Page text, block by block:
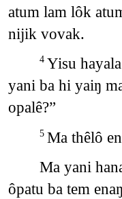
atum lam lôk
nijik vovak.
4 Yisu
yani ba hi yaiŋ
opalê?”
5 Ma thêlô
Ma yani
ôpatu ba tem